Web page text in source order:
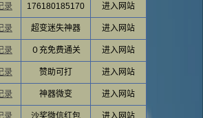
录 176180185170 进入网站
录 超变迷失神器 进入网站
录 ０充免费通关 进入网站
录 赞助可打 进入网站
录 神器微变 进入网站
录 沙奖微信红包 进入网站